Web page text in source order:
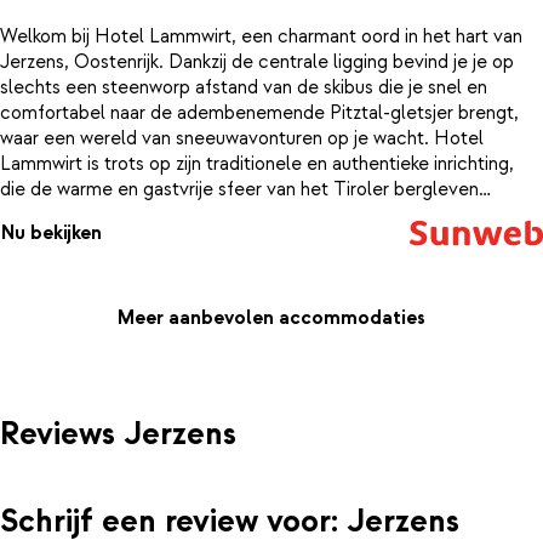
Welkom bij Hotel Lammwirt, een charmant oord in het hart van
Jerzens, Oostenrijk. Dankzij de centrale ligging bevind je je op
slechts een steenworp afstand van de skibus die je snel en
comfortabel naar de adembenemende Pitztal-gletsjer brengt,
waar een wereld van sneeuwavonturen op je wacht. Hotel
Lammwirt is trots op zijn traditionele en authentieke inrichting,
die de warme en gastvrije sfeer van het Tiroler bergleven
ingericht, zodat je je meteen op je gemak voelt. Na een dag vol
zintuigen in het stoombad, of laad je energie op in het solarium.
Nu bekijken
Meer aanbevolen accommodaties
Reviews Jerzens
Schrijf een review voor: Jerzens